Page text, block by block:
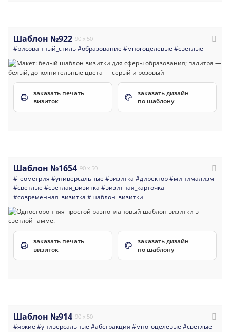
Шаблон №922 90 x 50
#рисованный_стиль#образование #многоцелевые #светлые
заказать печать
визиток
заказать дизайн
по шаблону
Шаблон №1654 90 x 50
#геометрия #универсальные #визитка #директор#минимализм
#светлые #светлая_визитка #визитная_карточка
#современная_визитка #шаблон_визитки
заказать печать
визиток
заказать дизайн
по шаблону
Шаблон №914 90 x 50
#яркие #универсальные #абстракция #многоцелевые #светлые